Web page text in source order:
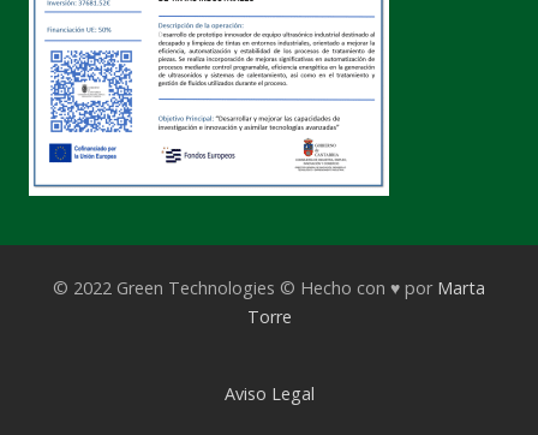
© 2022 Green Technologies © Hecho con ♥ por Marta
Torre
Aviso Legal